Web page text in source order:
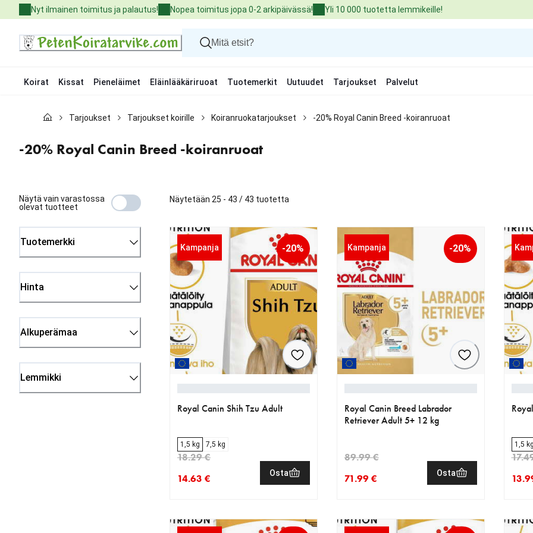
to
Nyt ilmainen toimitus ja palautus! Nopea toimitus jopa 0-2 arkipäivässä! Yli 10 000 tuotetta lemmikeille!
Koirat Kissat Pieneläimet Eläinlääkäriruoat Tuotemerkit Uutuudet Tarjoukset Palvelut
Kissat
Eläinlääkäriruoat
Tuotemerkit
Palvelut
Tarjoukset Tarjoukset koirille Koiranruokatarjoukset -20% Royal Canin Breed -koiranruoat
-20% Royal Canin Breed -koiranruoat
Näytä vain varastossa
olevat tuotteet
Tuotemerkki
Hinta
Alkuperämaa
Lemmikki
Näytetään 25 - 43 / 43 tuotetta
Kampanja -20%
Royal Canin Shih Tzu Adult
1,5 kg 7,5 kg
14.63 €
18.29 €
Osta
Kampanja -20%
Royal Canin Breed Labrador
Retriever Adult 5+ 12 kg
71.99 €
89.99 €
Osta
1,5 kg